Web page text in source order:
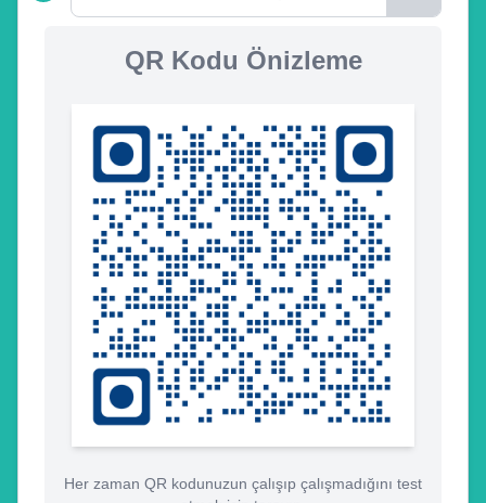
QR Kodu Önizleme
Her zaman QR kodunuzun çalışıp çalışmadığını test